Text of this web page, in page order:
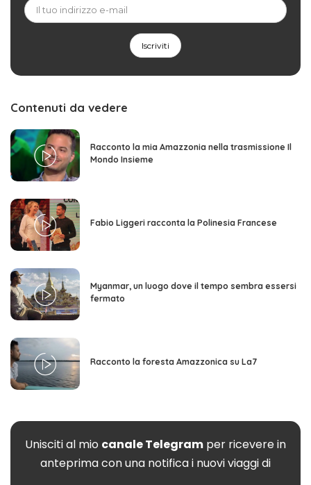
Contenuti da vedere
Racconto la mia Amazzonia nella trasmissione Il
Mondo Insieme
Fabio Liggeri racconta la Polinesia Francese
Myanmar, un luogo dove il tempo sembra essersi
fermato
Racconto la foresta Amazzonica su La7
Unisciti al mio canale Telegram per ricevere in
anteprima con una notifica i nuovi viaggi di